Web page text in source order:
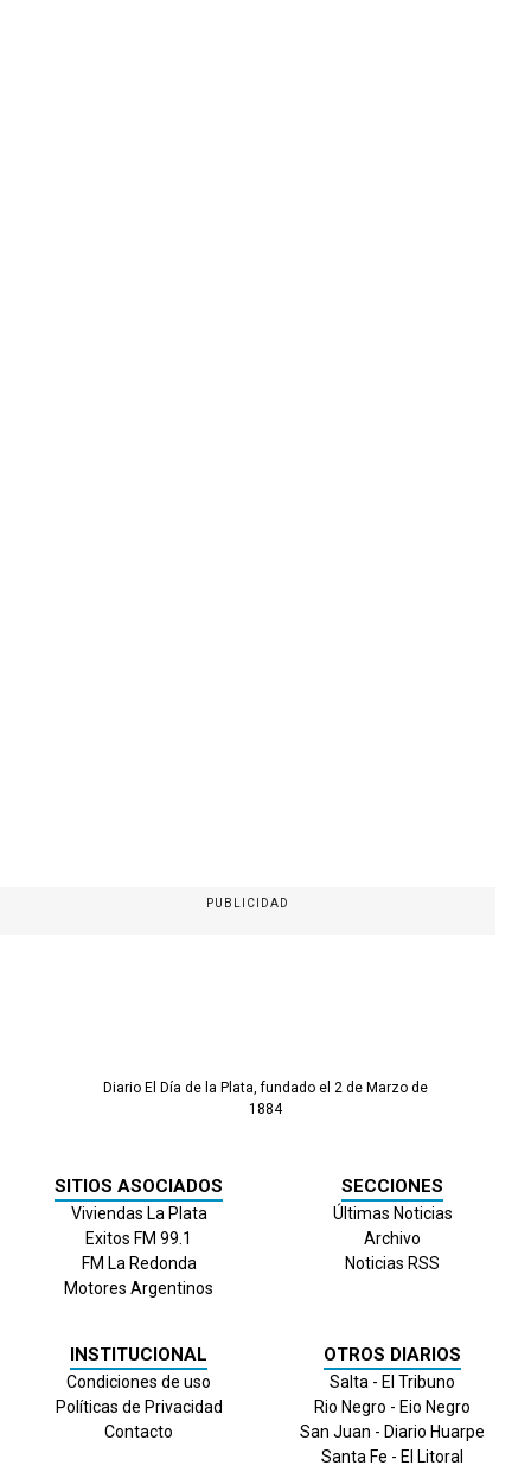
PUBLICIDAD
Diario El Día de la Plata, fundado el 2 de Marzo de
1884
SITIOS ASOCIADOS
Viviendas La Plata
Exitos FM 99.1
FM La Redonda
Motores Argentinos
SECCIONES
Últimas Noticias
Archivo
Noticias RSS
INSTITUCIONAL
Condiciones de uso
Políticas de Privacidad
Contacto
OTROS DIARIOS
Salta - El Tribuno
Rio Negro - Eio Negro
San Juan - Diario Huarpe
Santa Fe - El Litoral